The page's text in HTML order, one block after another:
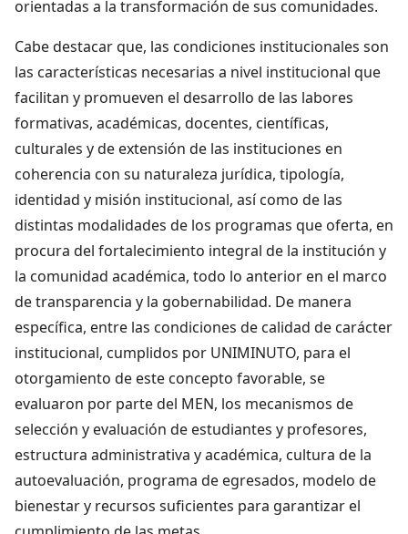
orientadas a la transformación de sus comunidades.
Cabe destacar que, las condiciones institucionales son
las características necesarias a nivel institucional que
facilitan y promueven el desarrollo de las labores
formativas, académicas, docentes, científicas,
culturales y de extensión de las instituciones en
coherencia con su naturaleza jurídica, tipología,
identidad y misión institucional, así como de las
distintas modalidades de los programas que oferta, en
procura del fortalecimiento integral de la institución y
la comunidad académica, todo lo anterior en el marco
de transparencia y la gobernabilidad. De manera
específica, entre las condiciones de calidad de carácter
institucional, cumplidos por UNIMINUTO, para el
otorgamiento de este concepto favorable, se
evaluaron por parte del MEN, los mecanismos de
selección y evaluación de estudiantes y profesores,
estructura administrativa y académica, cultura de la
autoevaluación, programa de egresados, modelo de
bienestar y recursos suficientes para garantizar el